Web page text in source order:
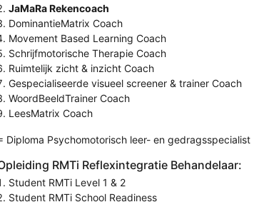
JaMaRa Rekencoach
DominantieMatrix Coach
Movement Based Learning Coach
Schrijfmotorische Therapie Coach
Ruimtelijk zicht & inzicht Coach
Gespecialiseerde visueel screener & trainer Coach
WoordBeeldTrainer Coach
LeesMatrix Coach
Diploma Psychomotorisch leer- en gedragsspecialist
RMTi Reflexintegratie Behandelaar:
Student RMTi Level 1 & 2
Student RMTi School Readiness